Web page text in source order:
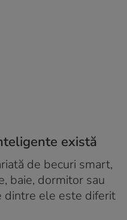
există
de becuri smart,
baie, dormitor sau
dintre ele este diferit